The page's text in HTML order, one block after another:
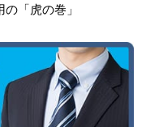
「虎の巻」